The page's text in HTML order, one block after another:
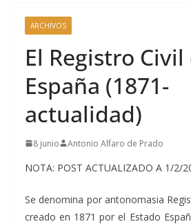
ARCHIVOS
El Registro Civil
España (1871-
actualidad)
8 junio Antonio Alfaro de Prado
NOTA: POST ACTUALIZADO A 1/2/
Se denomina por antonomasia
creado en 1871 por el Estado